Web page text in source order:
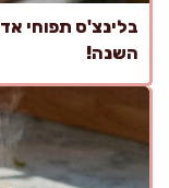
השנה!